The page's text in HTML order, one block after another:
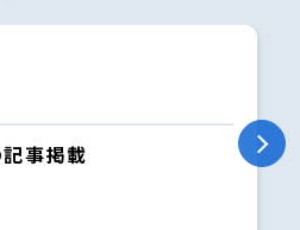
事掲載